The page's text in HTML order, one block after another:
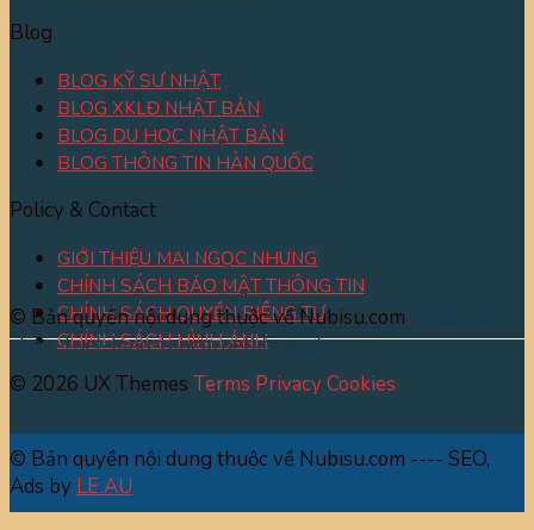
Blog
BLOG KỸ SƯ NHẬT
BLOG XKLĐ NHẬT BẢN
BLOG DU HỌC NHẬT BẢN
BLOG THÔNG TIN HÀN QUỐC
Policy & Contact
GIỚI THIỆU MAI NGỌC NHUNG
CHÍNH SÁCH BẢO MẬT THÔNG TIN
CHÍNH SÁCH QUYỀN RIÊNG TƯ
CHÍNH SÁCH HÌNH ẢNH
© Bản quyền nội dung thuộc về Nubisu.com
clinic-triet-long-tphcm.netlify.app/
© 2026 UX Themes Terms PrivacyCookies
© Bản quyền nội dung thuộc về Nubisu.com ---- SEO,
Ads by LE AU